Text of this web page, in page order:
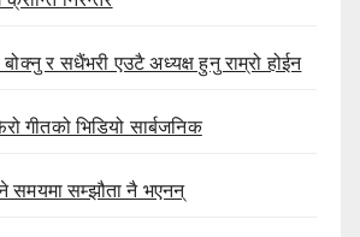
र सधैंभरी एउटै अध्यक्ष हुनु राम्रो होईन
गीतको भिडियो सार्बजनिक
समयमा सम्झौता नै भएनन्